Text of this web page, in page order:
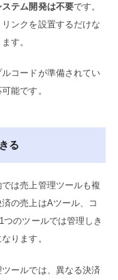
テム開発は不要です。
ンクを設置するだけな
す。
コードが準備されてい
能です。
る
は売上管理ツールも複
の売上はAツール、コ
のツールでは管理しき
ります。
ールでは、異なる決済